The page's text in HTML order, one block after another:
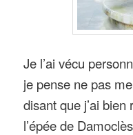
Je l’ai vécu
je pense ne pas
disant que j’ai
l’épée de